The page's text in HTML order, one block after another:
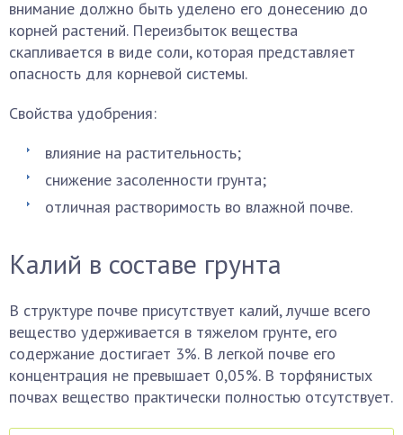
внимание должно быть уделено его донесению до
корней растений. Переизбыток вещества
скапливается в виде соли, которая представляет
опасность для корневой системы.
Свойства удобрения:
влияние на растительность;
снижение засоленности грунта;
отличная растворимость во влажной почве.
Калий в составе грунта
В структуре почве присутствует калий, лучше всего
вещество удерживается в тяжелом грунте, его
содержание достигает 3%. В легкой почве его
концентрация не превышает 0,05%. В торфянистых
почвах вещество практически полностью отсутствует.